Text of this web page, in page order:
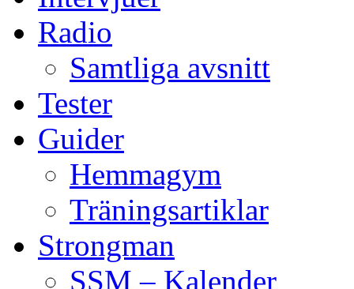
Radio
Samtliga avsnitt
Tester
Guider
Hemmagym
Träningsartiklar
Strongman
SSM – Kalender